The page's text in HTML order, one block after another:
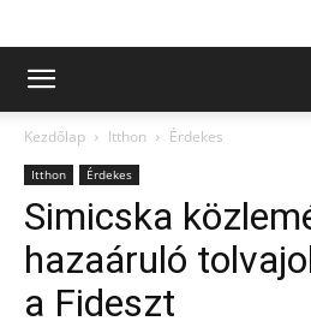
Kezdőlap Itthon Érdekes
Itthon Érdekes
Simicska
hazaáruló
a Fideszt